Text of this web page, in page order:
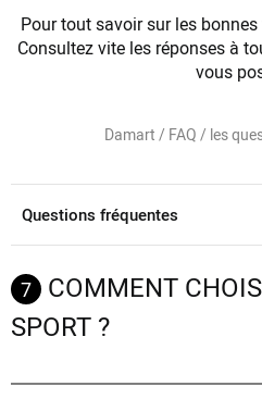
Pour tout savoir sur les
Consultez vite les réponses à
vous
Damart / FAQ / les
Questions fréquentes
7
COMMENT
SPORT ?